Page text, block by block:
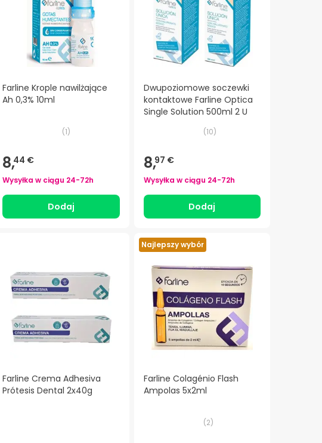
Farline Krople nawilżające
Ah 0,3% 10ml
(1)
8,44 €
Wysyłka w ciągu 24-72h
Dodaj
Dwupoziomowe soczewki
kontaktowe Farline Optica
Single Solution 500ml 2 U
(10)
8,97 €
Wysyłka w ciągu 24-72h
Dodaj
Farline Crema Adhesiva
Prótesis Dental 2x40g
Najlepszy wybór
Farline Colagénio Flash
Ampolas 5x2ml
(2)